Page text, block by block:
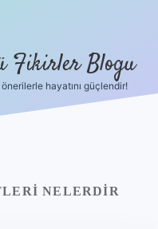
Fikirler Blogu
hayatını güçlendir!
NELERDIR